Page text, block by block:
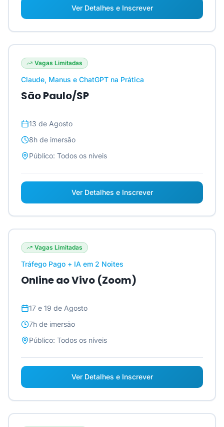
Ver Detalhes e Inscrever
Vagas Limitadas
Claude, Manus e ChatGPT na Prática
São Paulo/SP
13 de Agosto
8h de imersão
Público: Todos os níveis
Ver Detalhes e Inscrever
Vagas Limitadas
Tráfego Pago + IA em 2 Noites
Online ao Vivo (Zoom)
17 e 19 de Agosto
7h de imersão
Público: Todos os níveis
Ver Detalhes e Inscrever